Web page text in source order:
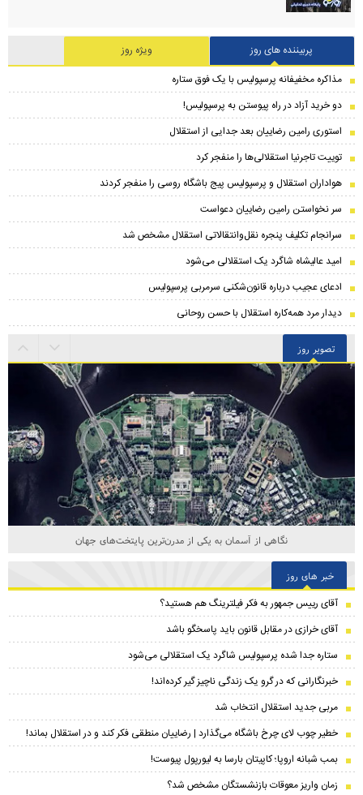
پربیننده های روز
ویژه روز
مذاکره مخفیفانه پرسپولیس با یک فوق ستاره
دو خرید آزاد در راه پیوستن به پرسپولیس!
استوری رامین رضاییان بعد جدایی از استقلال
توییت تاجرنیا استقلالی‌ها را منفجر کرد
هواداران استقلال و پرسپولیس پیج باشگاه روسی را منفجر کردند
سر نخواستن رامین رضاییان دعواست
سرانجام تکلیف پنجره نقل‌وانتقالاتی استقلال مشخص شد
امید عالیشاه شاگرد یک استقلالی می‌شود
ادعای عجیب درباره قانون‌شکنی سرمربی پرسپولیس
دیدار مرد همه‌کاره استقلال با حسن روحانی
تصویر روز
نگاهی از آسمان به یکی از مدرن‌ترین پایتخت‌های جهان
خبر های روز
آقای رییس جمهور به فکر فیلترینگ هم هستید؟
آقای خرازی در مقابل قانون باید پاسخگو باشد
ستاره جدا شده پرسپولیس شاگرد یک استقلالی می‌شود
خبرنگارانی که در گرو یک زندگی ناچیز گیر کرده‌اند!
مربی جدید استقلال انتخاب شد
خطیر چوب لای چرخ باشگاه می‌گذارد | رضاییان منطقی فکر کند و در استقلال بماند!
بمب شبانه اروپا؛ کاپیتان بارسا به لیورپول پیوست!
زمان واریز معوقات بازنشستگان مشخص شد؟